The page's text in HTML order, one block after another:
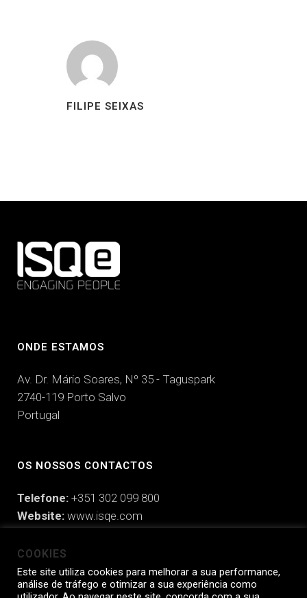
FILIPE SEIXAS
ONDE ESTAMOS
Av. Dr. Mário Soares, Nº 35 - Taguspark
2740-119 Porto Salvo
Portugal
OS NOSSOS CONTACTOS
Telefone: +351 302 099 800
Website: www.isqe.com
COOKIES
Este site utiliza cookies para melhorar a sua performance,
análise de tráfego e otimizar a sua experiência como